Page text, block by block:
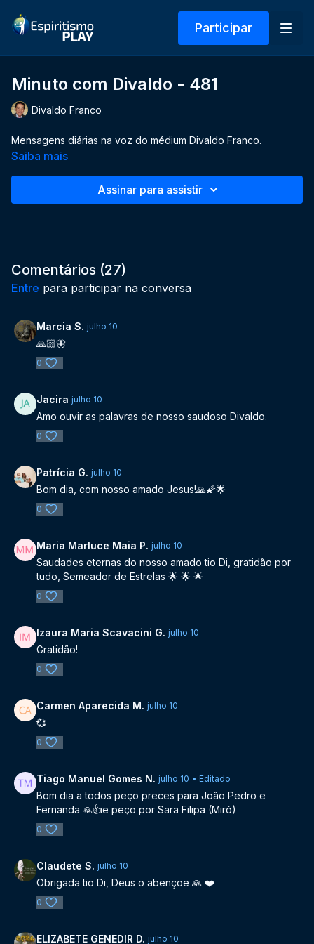
Participar
Minuto com Divaldo - 481
Divaldo Franco
Mensagens diárias na voz do médium Divaldo Franco.
Saiba mais
Assinar para assistir
Comentários (27)
Entre para participar na conversa
Marcia S. julho 10
🙏🏻🦋
0
Jacira julho 10
Amo ouvir as palavras de nosso saudoso Divaldo.
0
Patrícia G. julho 10
Bom dia, com nosso amado Jesus!🙏🌠🌟
0
Maria Marluce Maia P. julho 10
Saudades eternas do nosso amado tio Di, gratidão por
tudo, Semeador de Estrelas 🌟 🌟 🌟
0
Izaura Maria Scavacini G. julho 10
Gratidão!
0
Carmen Aparecida M. julho 10
💞
0
Tiago Manuel Gomes N. julho 10 • Editado
Bom dia a todos peço preces para João Pedro e
Fernanda 🙏👍e peço por Sara Filipa (Miró)
0
Claudete S. julho 10
Obrigada tio Di, Deus o abençoe 🙏 ❤️
0
ELIZABETE GENEDIR D. julho 10